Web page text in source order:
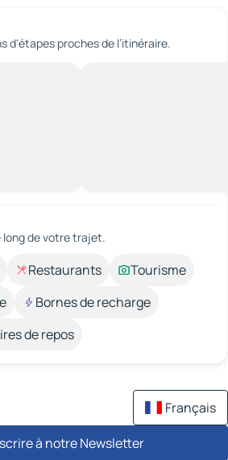
d'étapes proches de l’itinéraire.
long de votre trajet.
Restaurants
Tourisme
Bornes de recharge
de repos
Français
à notre Newsletter